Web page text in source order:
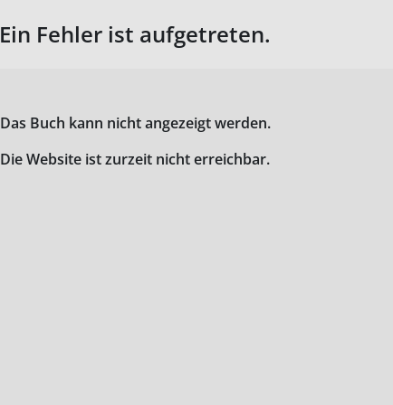
Ein Fehler ist aufgetreten.
Das Buch kann nicht angezeigt werden.
Die Website ist zurzeit nicht erreichbar.